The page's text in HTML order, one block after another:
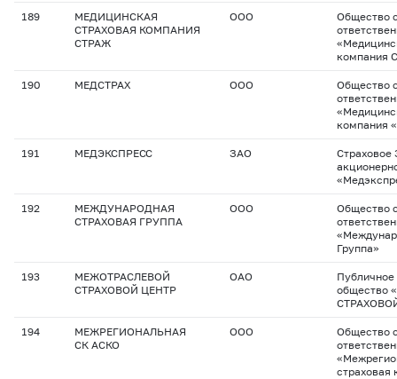
189
МЕДИЦИНСКАЯ
СТРАХОВАЯ КОМПАНИЯ
СТРАЖ
ООО
Общество
компания
190 МЕДСТРАХ ООО
Общество
компания
191 МЕДЭКСПРЕСС ЗАО
Страховое
192
МЕЖДУНАРОДНАЯ
СТРАХОВАЯ ГРУППА
ООО
Общество
Группа»
193
МЕЖОТРАСЛЕВОЙ
СТРАХОВОЙ ЦЕНТР
ОАО
общество
194
МЕЖРЕГИОНАЛЬНАЯ
СК АСКО
ООО
Общество
страховая